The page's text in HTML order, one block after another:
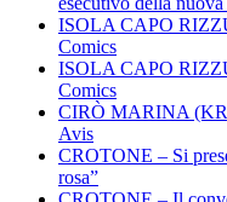
ISOLA CAPO
Comics
ISOLA CAPO
Comics
CIRÒ MARINA
Avis
CROTONE – Si
rosa”